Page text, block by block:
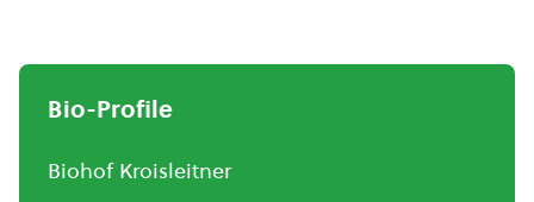
Bio-Profile
Biohof Kroisleitner